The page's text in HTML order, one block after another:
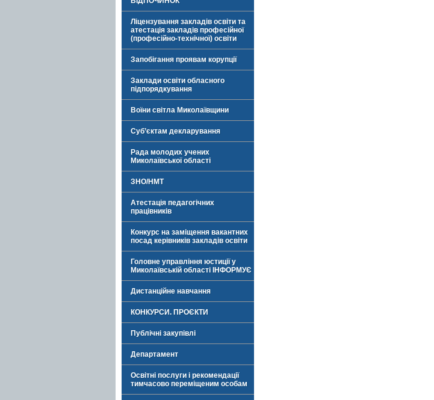
Ліцензування закладів освіти та
атестація закладів професійної
(професійно-технічної) освіти
Запобігання проявам корупції
Заклади освіти обласного
підпорядкування
Воїни світла Миколаївщини
Суб’єктам декларування
Рада молодих учених
Миколаївської області
ЗНО/НМТ
Атестація педагогічних
працівників
Конкурс на заміщення вакантних
посад керівників закладів освіти
Головне управління юстиції у
Миколаївській області ІНФОРМУЄ
Дистанційне навчання
КОНКУРСИ. ПРОЄКТИ
Публічні закупівлі
Департамент
Освітні послуги і рекомендації
тимчасово переміщеним особам